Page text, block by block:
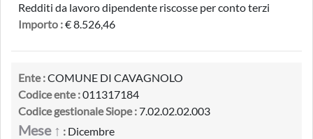
Redditi da lavoro dipendente riscosse per conto terzi
Importo :€ 8.526,46
Ente :COMUNE DI CAVAGNOLO
Codice ente :011317184
Codice gestionale Siope :7.02.02.02.003
Mese ↑ : Dicembre